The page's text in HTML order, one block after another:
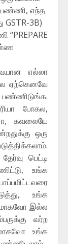
பண்ணி, எந்த
GSTR-3B)
எல்லா
ஏற்கெனவே
பண்ணிடுங்க.
போகல,
கவலையே
ஒரு
பெட்டி
உங்க
உங்க
இல்ல
வர்ற
உங்க